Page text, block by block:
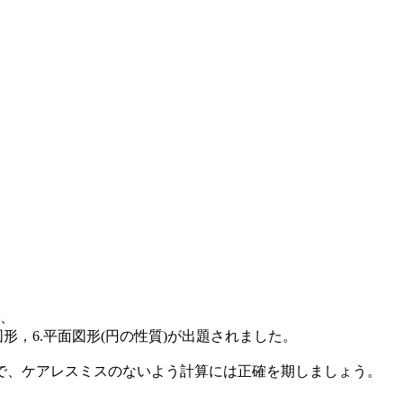
6.平面図形(円の性質)が出題されました。
ケアレスミスのないよう計算には正確を期しましょう。